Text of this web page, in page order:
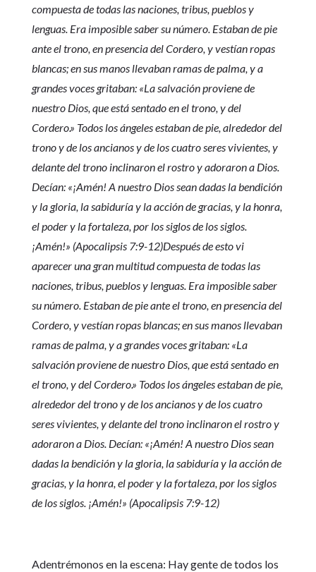
compuesta de todas las naciones, tribus, pueblos y
lenguas. Era imposible saber su número. Estaban de pie
ante el trono, en presencia del Cordero, y vestían ropas
blancas; en sus manos llevaban ramas de palma, y a
grandes voces gritaban: «La salvación proviene de
nuestro Dios, que está sentado en el trono, y del
Cordero.» Todos los ángeles estaban de pie, alrededor del
trono y de los ancianos y de los cuatro seres vivientes, y
delante del trono inclinaron el rostro y adoraron a Dios.
Decían: «¡Amén! A nuestro Dios sean dadas la bendición
y la gloria, la sabiduría y la acción de gracias, y la honra,
el poder y la fortaleza, por los siglos de los siglos.
¡Amén!» (Apocalipsis 7:9-12)Después de esto vi
aparecer una gran multitud compuesta de todas las
naciones, tribus, pueblos y lenguas. Era imposible saber
su número. Estaban de pie ante el trono, en presencia del
Cordero, y vestían ropas blancas; en sus manos llevaban
ramas de palma, y a grandes voces gritaban: «La
salvación proviene de nuestro Dios, que está sentado en
el trono, y del Cordero.» Todos los ángeles estaban de pie,
alrededor del trono y de los ancianos y de los cuatro
seres vivientes, y delante del trono inclinaron el rostro y
adoraron a Dios. Decían: «¡Amén! A nuestro Dios sean
dadas la bendición y la gloria, la sabiduría y la acción de
gracias, y la honra, el poder y la fortaleza, por los siglos
de los siglos. ¡Amén!» (Apocalipsis 7:9-12)
Adentrémonos en la escena: Hay gente de todos los